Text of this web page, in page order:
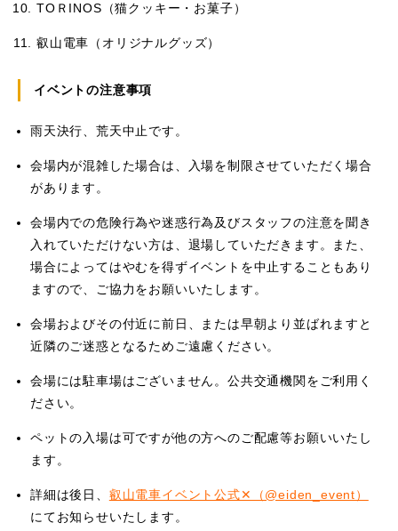
TOＲINOS（猫クッキー・お菓子）
叡山電車（オリジナルグッズ）
イベントの注意事項
雨天決行、荒天中止です。
会場内が混雑した場合は、入場を制限させていただく場合
があります。
会場内での危険行為や迷惑行為及びスタッフの注意を聞き
入れていただけない方は、退場していただきます。また、
場合によってはやむを得ずイベントを中止することもあり
ますので、ご協力をお願いいたします。
会場およびその付近に前日、または早朝より並ばれますと
近隣のご迷惑となるためご遠慮ください。
会場には駐車場はございません。公共交通機関をご利用く
ださい。
ペットの入場は可ですが他の方へのご配慮等お願いいたし
ます。
詳細は後日、 叡山電車イベント公式✕（@eiden_event）
にてお知らせいたします。